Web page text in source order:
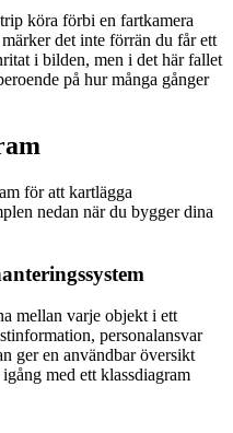
köra förbi en fartkamera
det inte förrän du får ett
i bilden, men i det här fallet
på hur många gånger
för att kartlägga
nedan när du bygger dina
mellan varje objekt i ett
personalansvar
ger en användbar översikt
med ett klassdiagram